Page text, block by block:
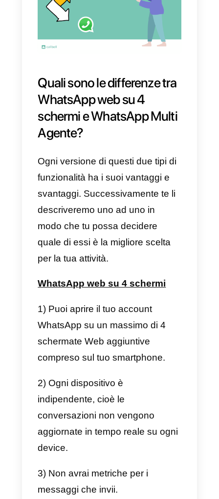
agenti in un unico account
WhatsApp, avere metriche della
tua attività e degli agenti e
automatico e molti altri vantaggi
che questo tipo di integrazione
porta e che chiariremo e
descriveremo in seguito.
Infine, dobbiamo chiarire che
l’integrazione di WhatsApp Multi
Agente avviene tramite l’API
WhatsApp e un BSP WhatsApp,
come menzionato sopra.
essere eseguita dall’utente in
singolo.